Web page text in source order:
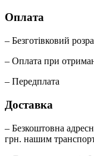
Оплата
– Безготівковий
– Оплата при
– Передплата
Доставка
– Безкоштовна
грн. нашим